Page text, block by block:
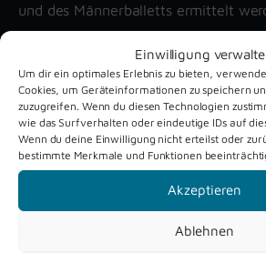
Einwilligung
Um dir ein optimales Erlebnis zu bieten,
Cookies, um Geräteinformationen zu speichern
zuzugreifen. Wenn du diesen Technologien
wie das Surfverhalten oder eindeutige IDs auf
Wenn du deine Einwilligung nicht erteilst oder
bestimmte Merkmale und Funktionen
Akzeptieren
Ablehnen
und des Männerballetts ermittelt
Unsere aktuellen Reportagen
Schützenfest
Verne 2026